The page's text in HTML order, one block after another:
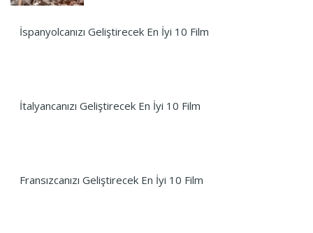
İspanyolcanızı Geliştirecek En İyi 10 Film
İtalyancanızı Geliştirecek En İyi 10 Film
Fransızcanızı Geliştirecek En İyi 10 Film